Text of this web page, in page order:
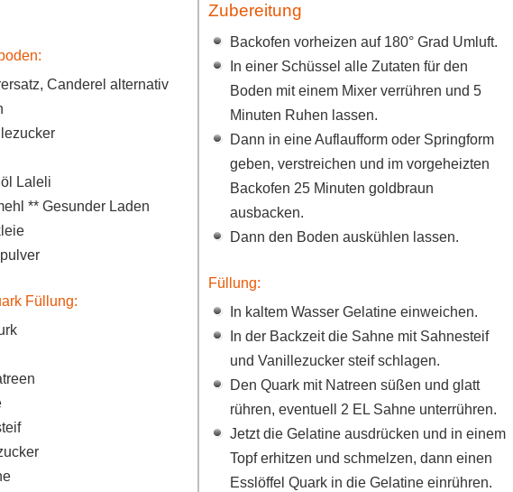
Canderel alternativ
Laleli
** Gesunder Laden
Füllung:
Zubereitung
Backofen vorheizen auf 180° Grad Umluft.
In einer Schüssel alle Zutaten für den
Boden mit einem Mixer verrühren und 5
Minuten Ruhen lassen.
Dann in eine Auflaufform oder Springform
geben, verstreichen und im vorgeheizten
Backofen 25 Minuten goldbraun
ausbacken.
Dann den Boden auskühlen lassen.
Füllung:
In kaltem Wasser Gelatine einweichen.
In der Backzeit die Sahne mit Sahnesteif
und Vanillezucker steif schlagen.
Den Quark mit Natreen süßen und glatt
rühren, eventuell 2 EL Sahne unterrühren.
Jetzt die Gelatine ausdrücken und in einem
Topf erhitzen und schmelzen, dann einen
Esslöffel Quark in die Gelatine einrühren.